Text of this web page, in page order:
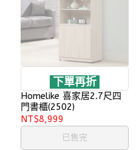
下單再折
Homelike 喜家居2.7尺四
門書櫃(2502)
NT$8,999
已售完